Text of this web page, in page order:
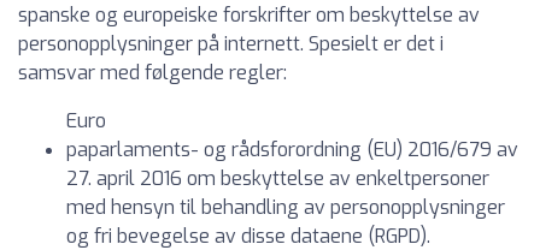
spanske og europeiske forskrifter om beskyttelse av
personopplysninger på internett. Spesielt er det i
samsvar med følgende regler:
Euro
paparlaments- og rådsforordning (EU) 2016/679 av
27. april 2016 om beskyttelse av enkeltpersoner
med hensyn til behandling av personopplysninger
og fri bevegelse av disse dataene (RGPD).